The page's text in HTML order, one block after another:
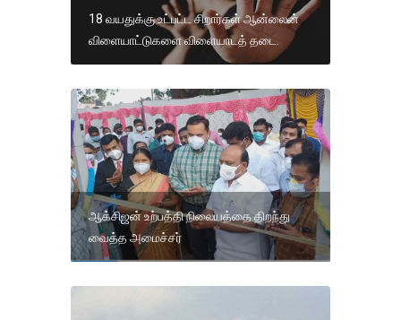
18 வயதுக்கு உட்பட்ட சிறார்கள் ஆன்லைன்
விளையாட்டுகளை விளையாடத் தடை.
ஆக்சிஜன் உற்பத்தி நிலையத்தை திறந்து
வைத்த அமைச்சர்